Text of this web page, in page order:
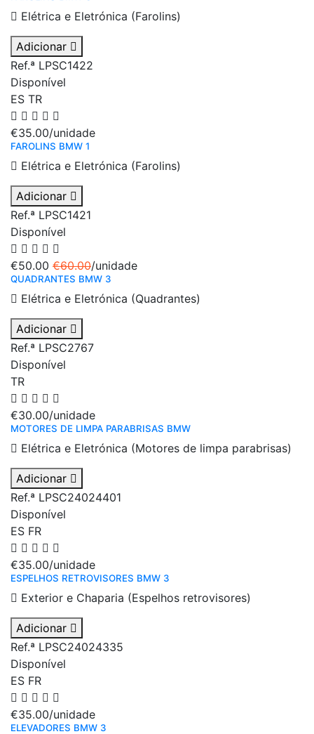
Elétrica e Eletrónica (Farolins)
Adicionar
Ref.ª LPSC1422
Disponível
ES TR
€35.00/unidade
FAROLINS BMW 1
Elétrica e Eletrónica (Farolins)
Adicionar
Ref.ª LPSC1421
Disponível
€50.00 €60.00/unidade
QUADRANTES BMW 3
Elétrica e Eletrónica (Quadrantes)
Adicionar
Ref.ª LPSC2767
Disponível
TR
€30.00/unidade
MOTORES DE LIMPA PARABRISAS BMW
Elétrica e Eletrónica (Motores de limpa parabrisas)
Adicionar
Ref.ª LPSC24024401
Disponível
ES FR
€35.00/unidade
ESPELHOS RETROVISORES BMW 3
Exterior e Chaparia (Espelhos retrovisores)
Adicionar
Ref.ª LPSC24024335
Disponível
ES FR
€35.00/unidade
ELEVADORES BMW 3